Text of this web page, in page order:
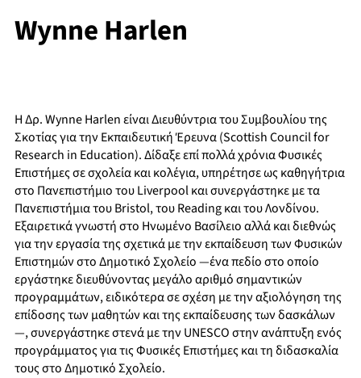
Wynne Harlen
Η Δρ. Wynne Harlen είναι Διευθύντρια του Συμβουλίου της
Σκοτίας για την Εκπαιδευτική Έρευνα (Scottish Council for
Research in Education). Δίδαξε επί πολλά χρόνια Φυσικές
Επιστήμες σε σχολεία και κολέγια, υπηρέτησε ως καθηγήτρια
στο Πανεπιστήμιο του Liverpool και συνεργάστηκε με τα
Πανεπιστήμια του Bristol, του Reading και του Λονδίνου.
Εξαιρετικά γνωστή στο Ηνωμένο Βασίλειο αλλά και διεθνώς
για την εργασία της σχετικά με την εκπαίδευση των Φυσικών
Επιστημών στο Δημοτικό Σχολείο —ένα πεδίο στο οποίο
εργάστηκε διευθύνοντας μεγάλο αριθμό σημαντικών
προγραμμάτων, ειδικότερα σε σχέση με την αξιολόγηση της
επίδοσης των μαθητών και της εκπαίδευσης των δασκάλων
—, συνεργάστηκε στενά με την UNESCO στην ανάπτυξη ενός
προγράμματος για τις Φυσικές Επιστήμες και τη διδασκαλία
τους στο Δημοτικό Σχολείο.